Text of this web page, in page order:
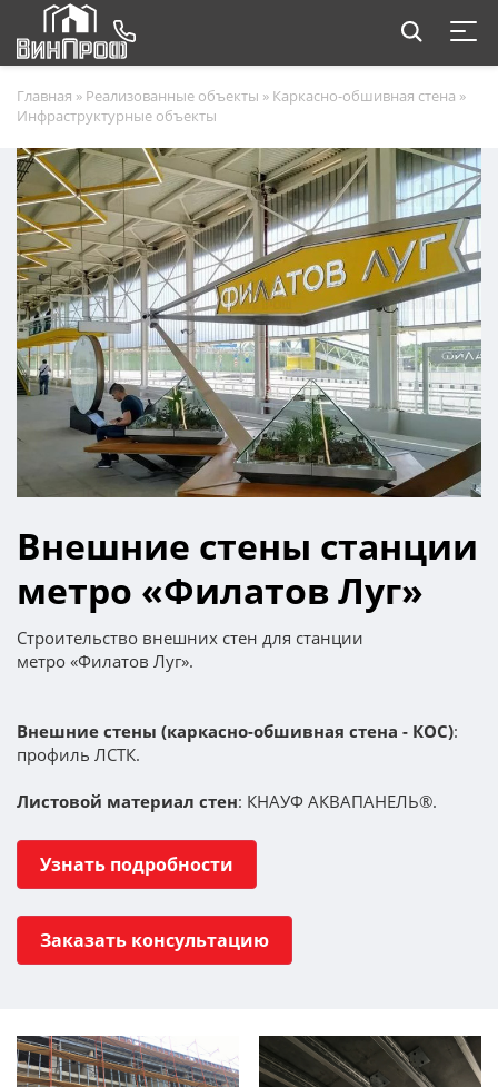
Главная » Реализованные объекты » Каркасно-обшивная стена »
Инфраструктурные объекты
Внешние стены станции
метро «Филатов Луг»
Строительство внешних стен для станции
метро «Филатов Луг».
Внешние стены (каркасно-обшивная стена - КОС):
профиль ЛСТК.
Листовой материал стен: КНАУФ АКВАПАНЕЛЬ®.
Узнать подробности
Заказать консультацию